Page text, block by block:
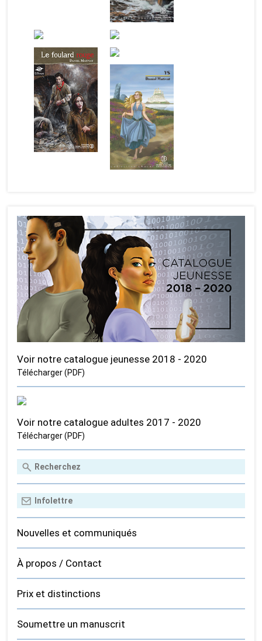
Voir notre catalogue jeunesse 2018 - 2020
Télécharger (PDF)
Voir notre catalogue adultes 2017 - 2020
Télécharger (PDF)
Nouvelles et communiqués
À propos / Contact
Prix et distinctions
Soumettre un manuscrit